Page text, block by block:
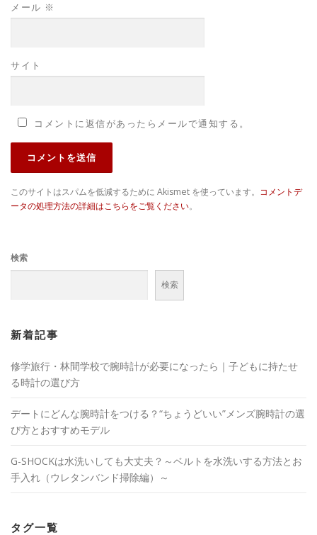
メール ※
サイト
コメントに返信があったらメールで通知する。
このサイトはスパムを低減するために Akismet を使っています。 コメントデ
ータの処理方法の詳細はこちらをご覧ください。
検索
検索
新着記事
修学旅行・林間学校で腕時計が必要になったら｜子どもに持たせ
る時計の選び方
デートにどんな腕時計をつける？“ちょうどいい”メンズ腕時計の選
び方とおすすめモデル
G-SHOCKは水洗いしても大丈夫？～ベルトを水洗いする方法とお
手入れ（ウレタンバンド掃除編）～
タグ一覧